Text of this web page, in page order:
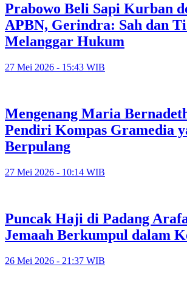
Prabowo Beli Sapi Kurban
APBN, Gerindra: Sah dan
Melanggar Hukum
27 Mei 2026 - 15:43 WIB
Mengenang Maria
Pendiri Kompas Gramedia
Berpulang
27 Mei 2026 - 10:14 WIB
Puncak Haji di Padang
Jemaah Berkumpul dalam
26 Mei 2026 - 21:37 WIB